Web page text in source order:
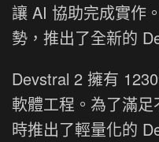
讓 AI 協助完成實作
勢，推出了全新的
Devstral 2 擁有
軟體工程。為了滿
時推出了輕量化的